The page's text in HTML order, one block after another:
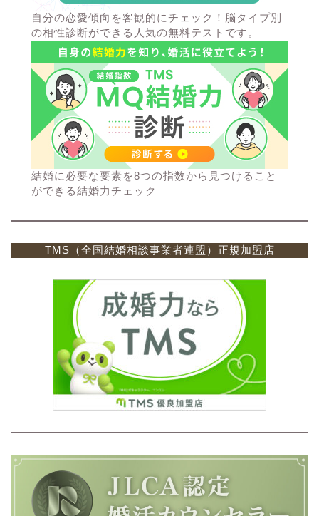
自分の恋愛傾向を客観的にチェック！脳タイプ別
の相性診断ができる人気の無料テストです。
結婚に必要な要素を8つの指数から見つけること
ができる結婚力チェック
TMS（全国結婚相談事業者連盟）正規加盟店